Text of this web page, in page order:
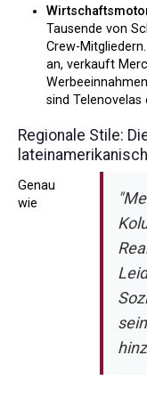
Tausende von
Crew-
an, verkauft
sind
Regionale Stile:
Genau
wie